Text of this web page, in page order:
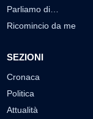
Parliamo di…
Ricomincio da me
SEZIONI
Cronaca
Politica
Attualità